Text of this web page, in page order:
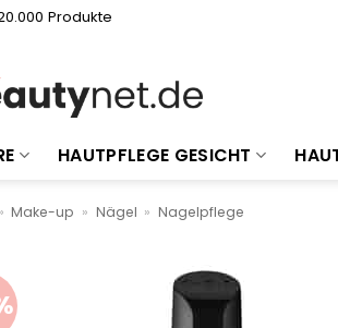
Produkte
HAUTPFLEGE GESICHT
» Make-up » Nägel » Nagelpflege